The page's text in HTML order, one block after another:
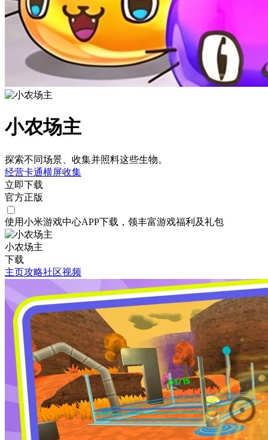
小农场主
探索不同场景、收集并照料这些生物。
经营卡通横屏收集
立即下载
官方正版
使用小米游戏中心APP下载 ，领丰富游戏福利 及礼包
小农场主
下载
主页攻略社区视频